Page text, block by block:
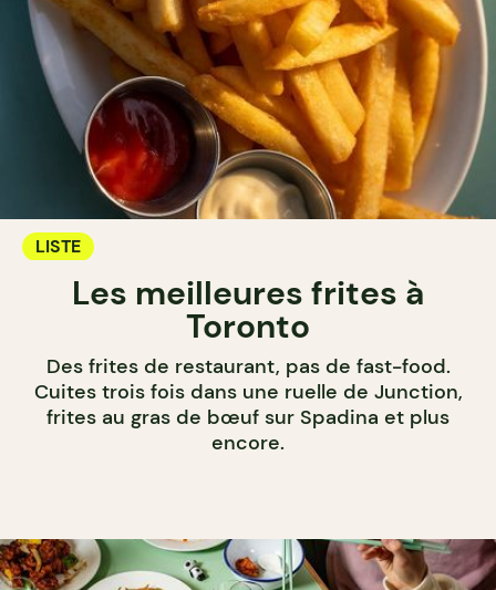
LISTE
Les meilleures frites à
Toronto
Des frites de restaurant, pas de fast-food.
Cuites trois fois dans une ruelle de Junction,
frites au gras de bœuf sur Spadina et plus
encore.